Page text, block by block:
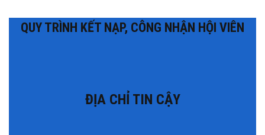
QUY TRÌNH KẾT NẠP, CÔNG NHẬN HỘI VIÊN
ĐỊA CHỈ TIN CẬY